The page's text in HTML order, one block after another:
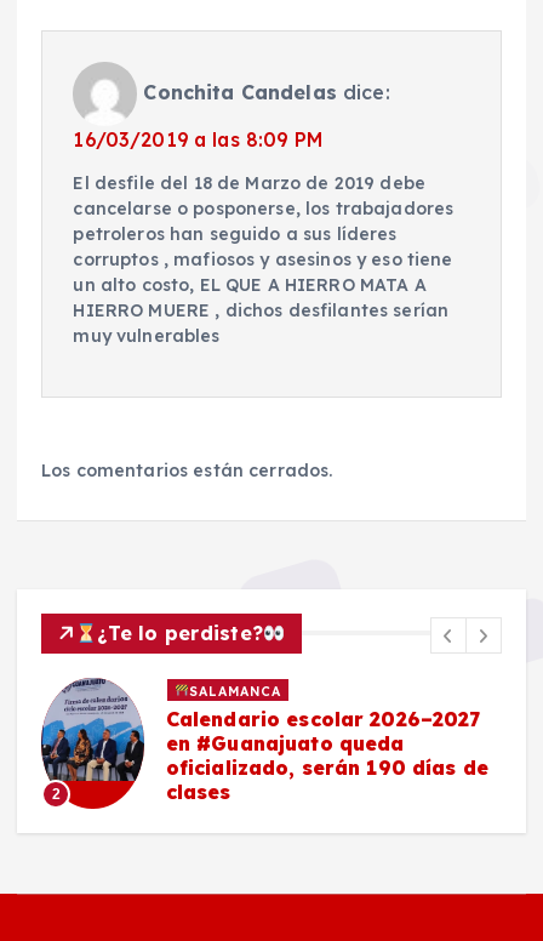
Conchita Candelas dice:
16/03/2019 a las 8:09 PM
El desfile del 18 de Marzo de 2019 debe
cancelarse o posponerse, los trabajadores
petroleros han seguido a sus líderes
corruptos , mafiosos y asesinos y eso tiene
un alto costo, EL QUE A HIERRO MATA A
HIERRO MUERE , dichos desfilantes serían
muy vulnerables
Los comentarios están cerrados.
¿Te lo perdiste?
2
SALAMANCA
Calendario escolar 2026–2027
en #Guanajuato queda
oficializado, serán 190 días de
clases